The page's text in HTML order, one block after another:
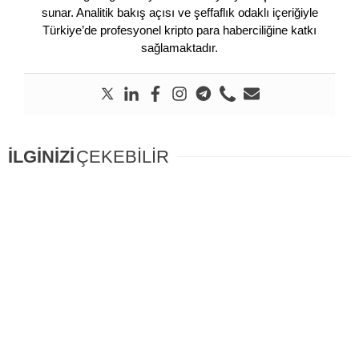
sunar. Analitik bakış açısı ve şeffaflık odaklı içeriğiyle
Türkiye’de profesyonel kripto para haberciliğine katkı
sağlamaktadır.
İLGİNİZİÇEKEBİLİR